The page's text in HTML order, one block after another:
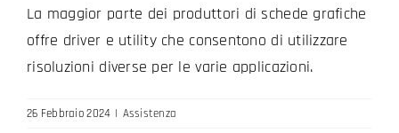
La maggior parte dei produttori di schede grafiche
offre driver e utility che consentono di utilizzare
risoluzioni diverse per le varie applicazioni.
26 Febbraio 2024 | Assistenza